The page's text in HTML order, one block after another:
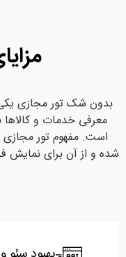
بدون شک تور مجازی یکی
معرفی خدمات و
شده و از آن برای نمایش